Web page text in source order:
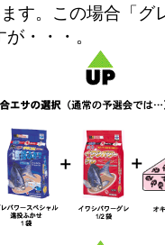
す。この場合「グ
・・・。